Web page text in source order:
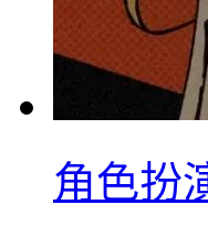
角色扮